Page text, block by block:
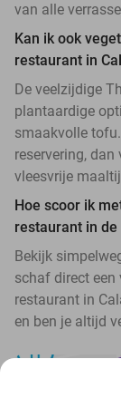
van alle
Kan ik ook
restaurant in
De veelzijdige
plantaardige
smaakvolle
reservering,
vleesvrije
Hoe scoor ik
restaurant in de
Bekijk
schaf direct
restaurant in
en ben je altijd